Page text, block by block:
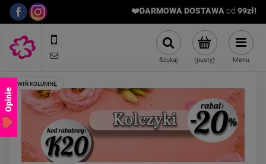
❤️DARMOWA DOSTAWA od 99zł!
sklep@stalowelove.com.pl (pusty)
Szukaj Menu
Opinie